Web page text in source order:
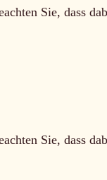
Sie, dass
Sie, dass